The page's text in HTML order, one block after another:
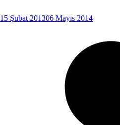
15 Şubat 201306 Mayıs 2014